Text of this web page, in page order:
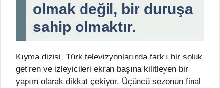
olmak değil, bir duruşa
sahip olmaktır.
Kıyma dizisi, Türk televizyonlarında farklı bir soluk
getiren ve izleyicileri ekran başına kilitleyen bir
yapım olarak dikkat çekiyor. Üçüncü sezonun final